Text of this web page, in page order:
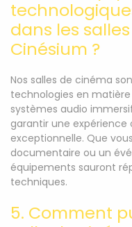
dans les
Cinésium ?
Nos salles de cinéma
technologies en
systèmes audio
garantir une
exceptionnelle. Que
documentaire ou un
équipements sauront
techniques.
5. Comment